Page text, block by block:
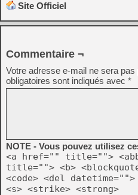
Site Officiel
Commentaire ¬
Votre adresse e-mail ne sera pas
obligatoires sont indiqués avec *
NOTE - Vous pouvez utilisez
<a href="" title="">
title=""> <b>
<code> <del
<s> <strike> <strong>